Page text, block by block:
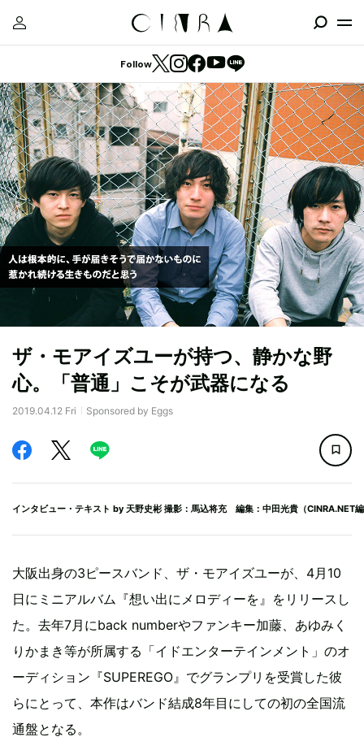
Follow
ザ・モアイズユーが持つ、静かな野
心。「普通」こそが武器になる
2019.04.12 Fri Sponsored by Eggs
インタビュー・テキスト by 天野史彬 撮影：馬込将充 編集：中田光貴（CINRA.NET
大阪出身の3ピースバンド、ザ・モアイズユーが、4月10
日にミニアルバム『想い出にメロディーを』をリリースし
た。去年7月にback numberやファンキー加藤、あゆみく
りかまき等が所属する「イドエンターテインメント」のオ
ーディション『SUPEREGO』でグランプリを受賞した彼
らにとって、本作はバンド結成8年目にしての初の全国流
通盤となる。